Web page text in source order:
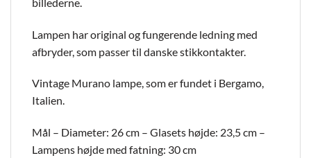
Lampen har original og fungerende ledning med
afbryder, som passer til danske stikkontakter.
Vintage Murano lampe, som er fundet i Bergamo,
Italien.
Mål – Diameter: 26 cm – Glasets højde: 23,5 cm –
Lampens højde med fatning: 30 cm